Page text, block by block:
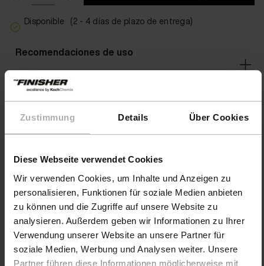
Zustimmung Details Über Cookies
Diese Webseite verwendet Cookies
Wir verwenden Cookies, um Inhalte und Anzeigen zu
personalisieren, Funktionen für soziale Medien anbieten
zu können und die Zugriffe auf unsere Website zu
analysieren. Außerdem geben wir Informationen zu Ihrer
Verwendung unserer Website an unsere Partner für
soziale Medien, Werbung und Analysen weiter. Unsere
Partner führen diese Informationen möglicherweise mit
Disponible (2 - 4 días de plazo de entrega)
Recomendaciones de uso
Áreas de aplicación
Advertencias